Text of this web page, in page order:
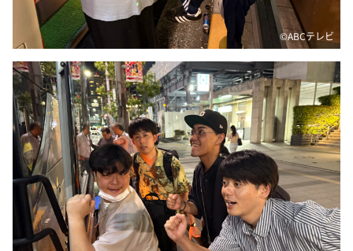
©️ABCテレビ